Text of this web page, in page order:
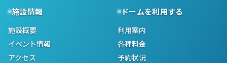
施設情報
施設概要
イベント情報
アクセス
ドームを利用する
利用案内
各種料金
予約状況